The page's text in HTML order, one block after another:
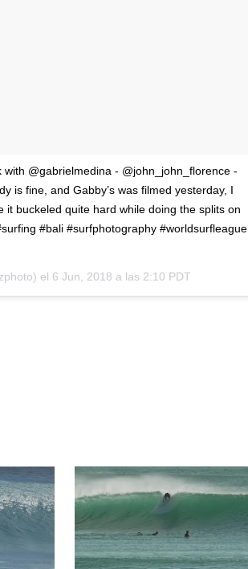
@gabrielmedina - @john_john_florence -
is fine, and Gabby’s was filmed yesterday, I
it buckeled quite hard while doing the splits on
#bali #surfphotography #worldsurfleague
el 6 Jun, 2018 a las 2:10 PDT